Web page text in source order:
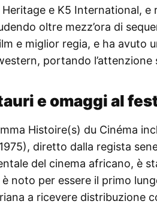
e K5 International,
oltre mezz’ora di
e miglior regia, e ha avuto
portando
e omaggi al
Histoire(s) du Cinéma
diretto dalla regista
del cinema africano, è
noto per essere il primo
a ricevere distribuzione